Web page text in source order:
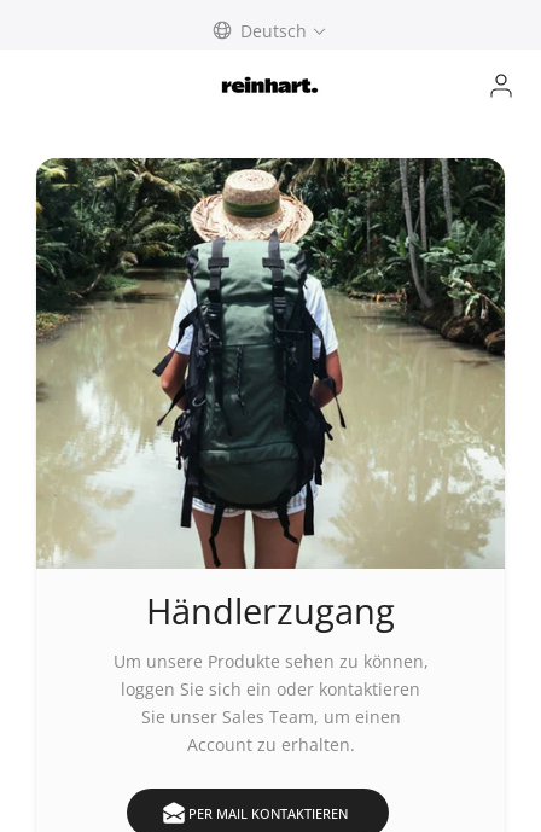
Deutsch
Händlerzugang
Um unsere Produkte sehen zu können,
loggen Sie sich ein oder kontaktieren
Sie unser Sales Team, um einen
Account zu erhalten.
PER MAIL KONTAKTIEREN